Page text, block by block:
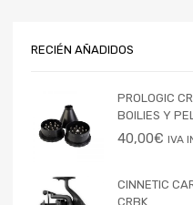
RECIÉN AÑADIDOS
PROLOGIC
BOILIES Y
40,00€ IVA
CINNETIC
CRBK